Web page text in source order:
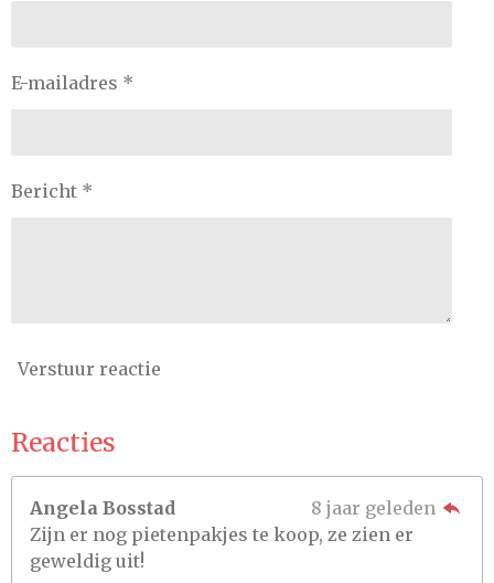
E-mailadres *
Bericht *
Verstuur reactie
Reacties
Angela Bosstad
8 jaar geleden
Zijn er nog pietenpakjes te koop, ze zien er
geweldig uit!